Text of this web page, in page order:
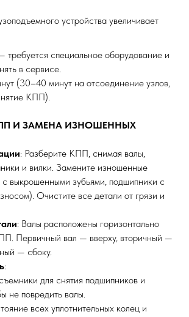
устройства увеличивает
требуется специальное оборудование и
в сервисе.
(30–40 минут на отсоединение узлов,
КПП).
И ЗАМЕНА ИЗНОШЕННЫХ
: Разберите КПП, снимая валы,
и вилки. Замените изношенные
выкрошенными зубьями, подшипники с
Очистите все детали от грязи и
: Валы расположены горизонтально
Первичный вал — вверху, вторичный —
— сбоку.
:
для снятия подшипников и
не повредить валы.
всех уплотнительных колец и